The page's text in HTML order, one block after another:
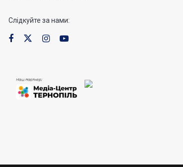
Слідкуйте за нами: